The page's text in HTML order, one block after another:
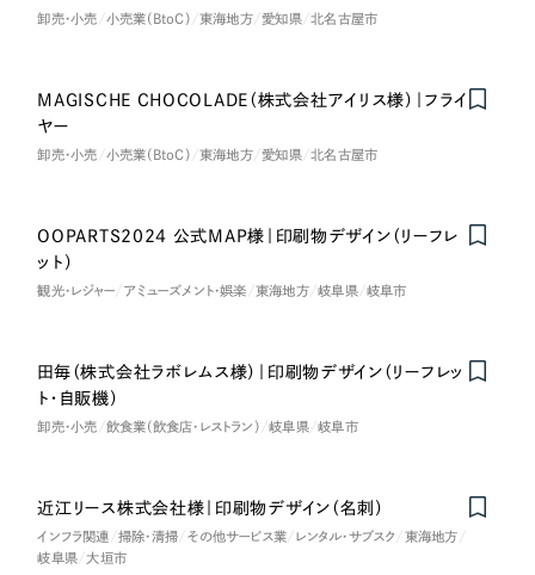
卸売・小売 小売業（BtoC） 東海地方 愛知県 北名古屋市
MAGISCHE CHOCOLADE（株式会社アイリス様）｜フライ
ヤー
卸売・小売 小売業（BtoC） 東海地方 愛知県 北名古屋市
OOPARTS2024 公式MAP様｜印刷物デザイン（リーフレ
ット）
観光・レジャー アミューズメント・娯楽 東海地方 岐阜県 岐阜市
田毎（株式会社ラボレムス様）｜印刷物デザイン（リーフレッ
ト・自販機）
卸売・小売 飲食業（飲食店・レストラン） 岐阜県 岐阜市
近江リース株式会社様｜印刷物デザイン（名刺）
インフラ関連 掃除・清掃 その他サービス業 レンタル・サブスク
東海地方
岐阜県
大垣市